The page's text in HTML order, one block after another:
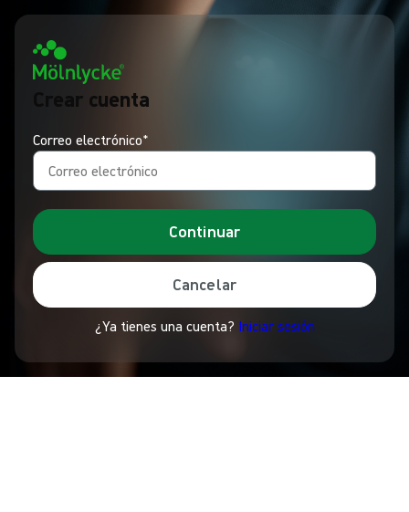
Crear cuenta
Correo electrónico*
Continuar
Cancelar
¿Ya tienes una cuenta? Iniciar sesión